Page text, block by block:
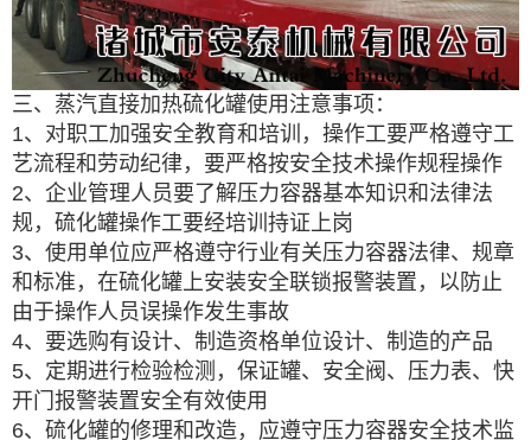
三、蒸汽直接加热硫化罐使用注意事项：
1、对职工加强安全教育和培训，操作工要严格遵守工
艺流程和劳动纪律，要严格按安全技术操作规程操作
2、企业管理人员要了解压力容器基本知识和法律法
规，硫化罐操作工要经培训持证上岗
3、使用单位应严格遵守行业有关压力容器法律、规章
和标准，在硫化罐上安装安全联锁报警装置，以防止
由于操作人员误操作发生事故
4、要选购有设计、制造资格单位设计、制造的产品
5、定期进行检验检测，保证罐、安全阀、压力表、快
开门报警装置安全有效使用
6、硫化罐的修理和改造，应遵守压力容器安全技术监